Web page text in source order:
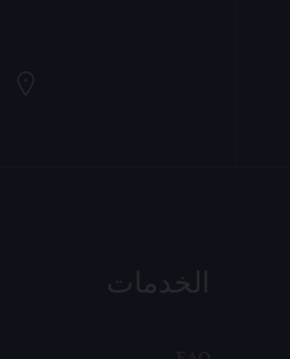
الخدمات